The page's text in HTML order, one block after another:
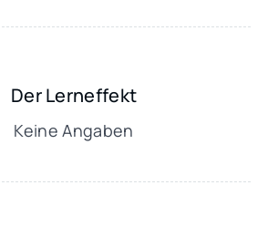
Der Lerneffekt
Keine Angaben